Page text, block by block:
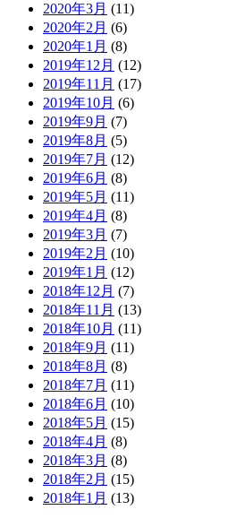
2020年3月 (11)
2020年2月 (6)
2020年1月 (8)
2019年12月 (12)
2019年11月 (17)
2019年10月 (6)
2019年9月 (7)
2019年8月 (5)
2019年7月 (12)
2019年6月 (8)
2019年5月 (11)
2019年4月 (8)
2019年3月 (7)
2019年2月 (10)
2019年1月 (12)
2018年12月 (7)
2018年11月 (13)
2018年10月 (11)
2018年9月 (11)
2018年8月 (8)
2018年7月 (11)
2018年6月 (10)
2018年5月 (15)
2018年4月 (8)
2018年3月 (8)
2018年2月 (15)
2018年1月 (13)